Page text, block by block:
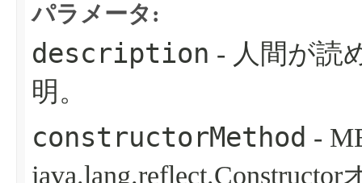
パラメータ:
description - 人間が読
明。
constructorMethod -